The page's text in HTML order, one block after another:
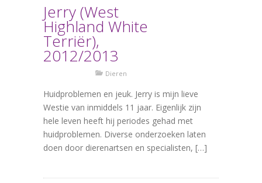
Jerry (West
Highland White
Terriër),
2012/2013
Dieren
Huidproblemen en jeuk. Jerry is mijn lieve
Westie van inmiddels 11 jaar. Eigenlijk zijn
hele leven heeft hij periodes gehad met
huidproblemen. Diverse onderzoeken laten
doen door dierenartsen en specialisten, […]